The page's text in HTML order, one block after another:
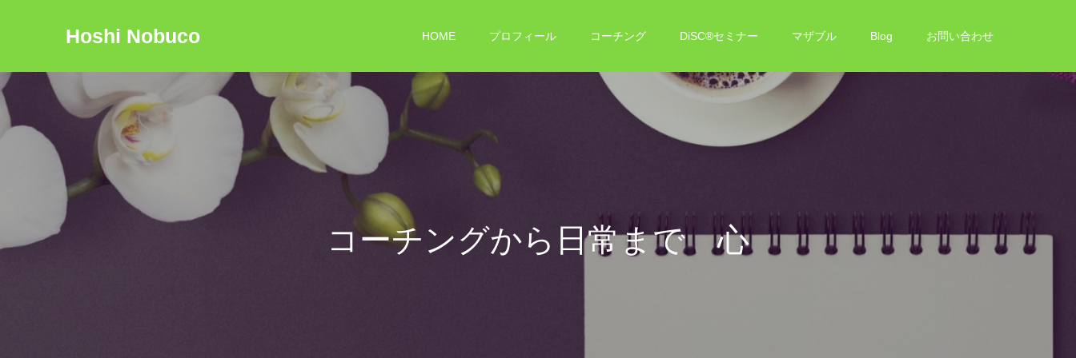
Hoshi Nobuco HOME プロフィール コーチング DiSC®セミナー マザブル Blog お問い合わせ
から日 常まで 心に移りゆくよしなしご